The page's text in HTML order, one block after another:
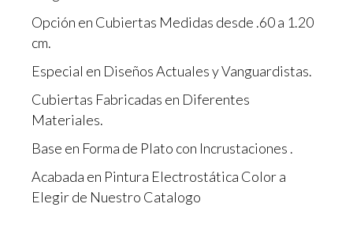
Opción en Cubiertas Medidas desde .60 a 1.20
cm.
Especial en Diseños Actuales y Vanguardistas.
Cubiertas Fabricadas en Diferentes
Materiales.
Base en Forma de Plato con Incrustaciones .
Acabada en Pintura Electrostática Color a
Elegir de Nuestro Catalogo